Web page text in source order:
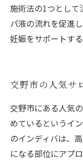
施術法の1つとして
パ液の流れを促進
妊娠をサポートす
交野市の人気サ
交野市にある人気
めているというイ
のインディバは、
になる部位にアプ